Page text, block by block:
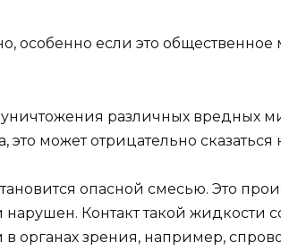
особенно если это общественное
различных вредных
может отрицательно сказаться
опасной смесью. Это
Контакт такой жидкости
органах зрения, например,